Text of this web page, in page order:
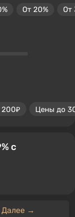
От 20% От
Цены до
с
Далее →